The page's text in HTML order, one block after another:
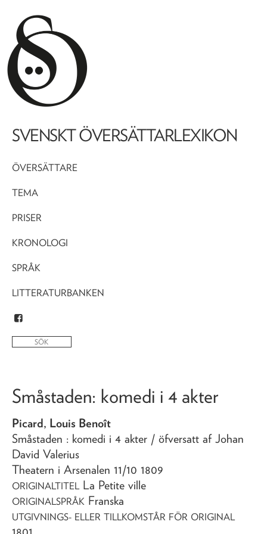
SVENSKT ÖVERSÄTTARLEXIKON
ÖVERSÄTTARE
TEMA
PRISER
KRONOLOGI
SPRÅK
LITTERATURBANKEN
Småstaden: komedi i 4 akter
Picard, Louis Benoît
Småstaden : komedi i 4 akter / öfversatt af Johan
David Valerius
Theatern i Arsenalen 11/10 1809
ORIGINALTITEL La Petite ville
ORIGINALSPRÅK Franska
UTGIVNINGS- ELLER TILLKOMSTÅR FÖR ORIGINAL